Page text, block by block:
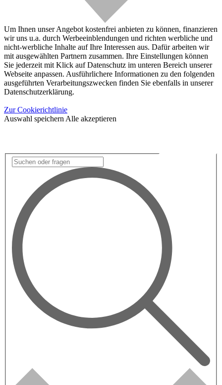
Um Ihnen unser Angebot kostenfrei anbieten zu können, finanzieren
wir uns u.a. durch Werbeeinblendungen und richten werbliche und
nicht-werbliche Inhalte auf Ihre Interessen aus. Dafür arbeiten wir
mit ausgewählten Partnern zusammen. Ihre Einstellungen können
Sie jederzeit mit Klick auf Datenschutz im unteren Bereich unserer
Webseite anpassen. Ausführlichere Informationen zu den folgenden
ausgeführten Verarbeitungszwecken finden Sie ebenfalls in unserer
Datenschutzerklärung.
Zur Cookierichtlinie
Auswahl speichern Alle akzeptieren